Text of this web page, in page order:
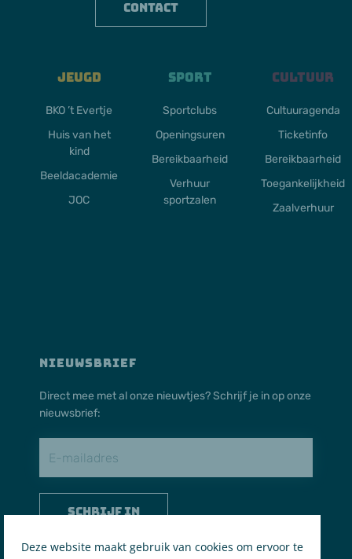
NIEUWSBRIEF
Direct mee met al onze nieuwtjes? Schrijf je in op onze
nieuwsbrief:
Schrijf in
Contact
Jeugd
BKO ’t Evertje
Huis van het
kind
Beeldacademie
JOC
Sport
Sportclubs
Openingsuren
Bereikbaarheid
Verhuur
sportzalen
Cultuur
Cultuuragenda
Ticketinfo
Bereikbaarheid
Toegankelijkheid
Zaalverhuur
Deze website maakt gebruik van cookies om ervoor te